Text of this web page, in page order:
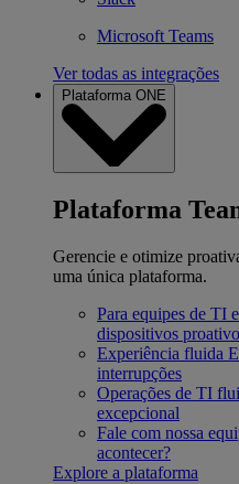
Microsoft Teams
Ver todas as integrações
Plataforma ONE
Plataforma
Gerencie e otimize
uma única plataforma.
Para equipes de TI
dispositivos proativo
Experiência fluida
interrupções
Operações de TI
excepcional
Fale com nossa
acontecer?
Explore a plataforma